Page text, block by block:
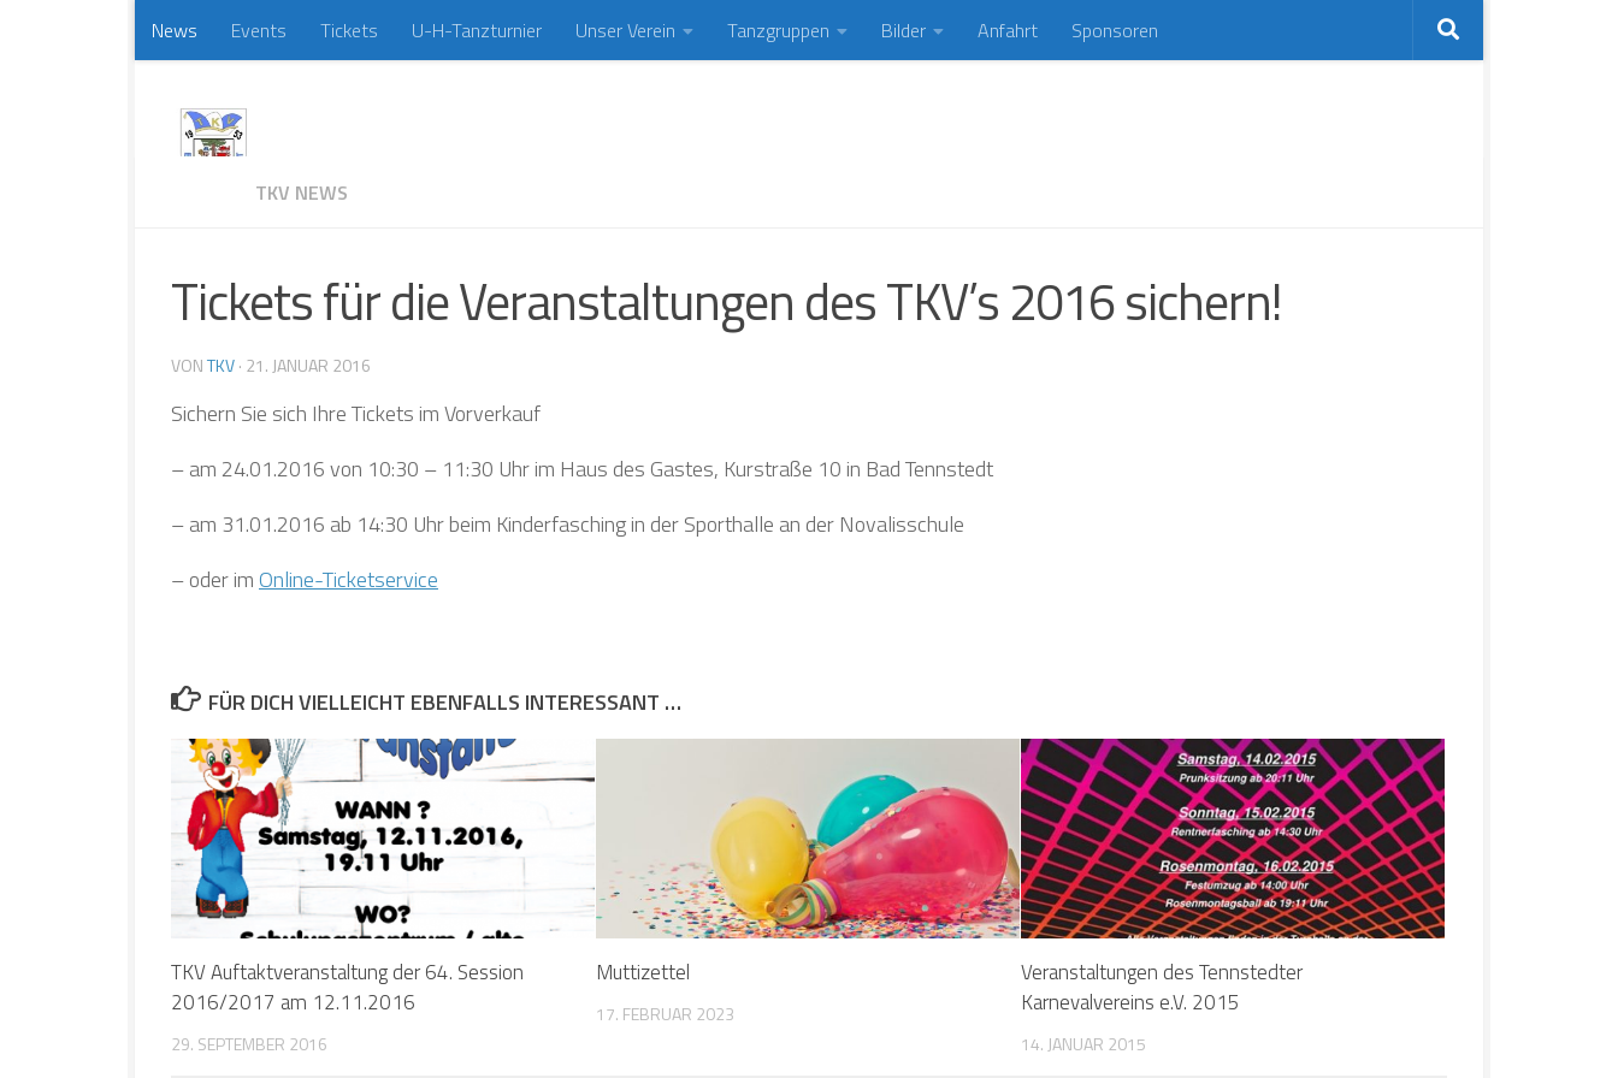
Zum Inhalt springen
News Events Tickets U-H-Tanzturnier Unser Verein Tanzgruppen Bilder Anfahrt Sponsoren
TKV NEWS
Tickets für die Veranstaltungen des TKV’s 2016 sichern!
VONTKV· 21. JANUAR 2016
Sichern Sie sich Ihre Tickets im Vorverkauf
– am 24.01.2016 von 10:30 – 11:30 Uhr im Haus des Gastes, Kurstraße 10 in Bad Tennstedt
– am 31.01.2016 ab 14:30 Uhr beim Kinderfasching in der Sporthalle an der Novalisschule
– oder im Online-Ticketservice
FÜR DICH VIELLEICHT EBENFALLS INTERESSANT …
TKV Auftaktveranstaltung der 64. Session
2016/2017 am 12.11.2016
29. SEPTEMBER 2016
Muttizettel
17. FEBRUAR 2023
Veranstaltungen des Tennstedter
Karnevalvereins e.V. 2015
14. JANUAR 2015